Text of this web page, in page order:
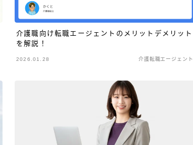
介護職向け転職エージェントのメリットデメリット
を解説！
2026.01.28 介護転職エージェント